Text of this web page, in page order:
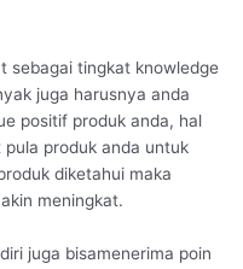
sebagai tingkat knowledge
juga harusnya anda
positif produk anda, hal
produk anda untuk
diketahui maka
meningkat.
juga bisamenerima poin